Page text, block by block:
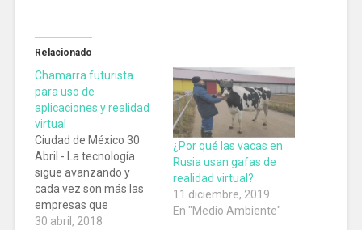
Relacionado
Chamarra futurista
para uso de
aplicaciones y realidad
virtual
Ciudad de México 30
Abril.- La tecnología
sigue avanzando y
cada vez son más las
empresas que
desarrollan accesorios
30 abril, 2018
¿Por qué las vacas en
Rusia usan gafas de
realidad virtual?
11 diciembre, 2019
En "Medio Ambiente"